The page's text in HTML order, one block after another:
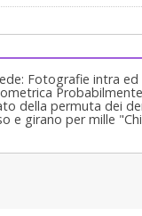
Fotografie intra
della permuta dei
e girano per mille